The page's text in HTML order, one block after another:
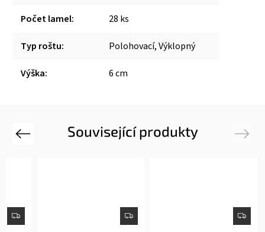
Počet lamel: 28 ks
Typ roštu: Polohovací, Výklopný
Výška: 6 cm
Související produkty
Previous Next